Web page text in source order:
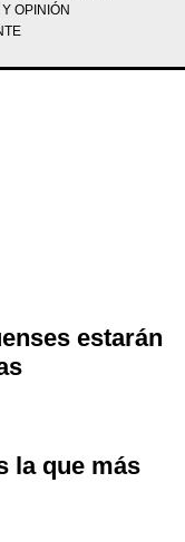
OPINIÓN
estarán
la que más